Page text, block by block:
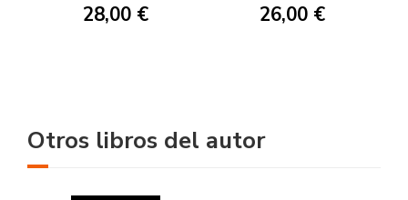
28,00 € 26,00 €
Otros libros del autor